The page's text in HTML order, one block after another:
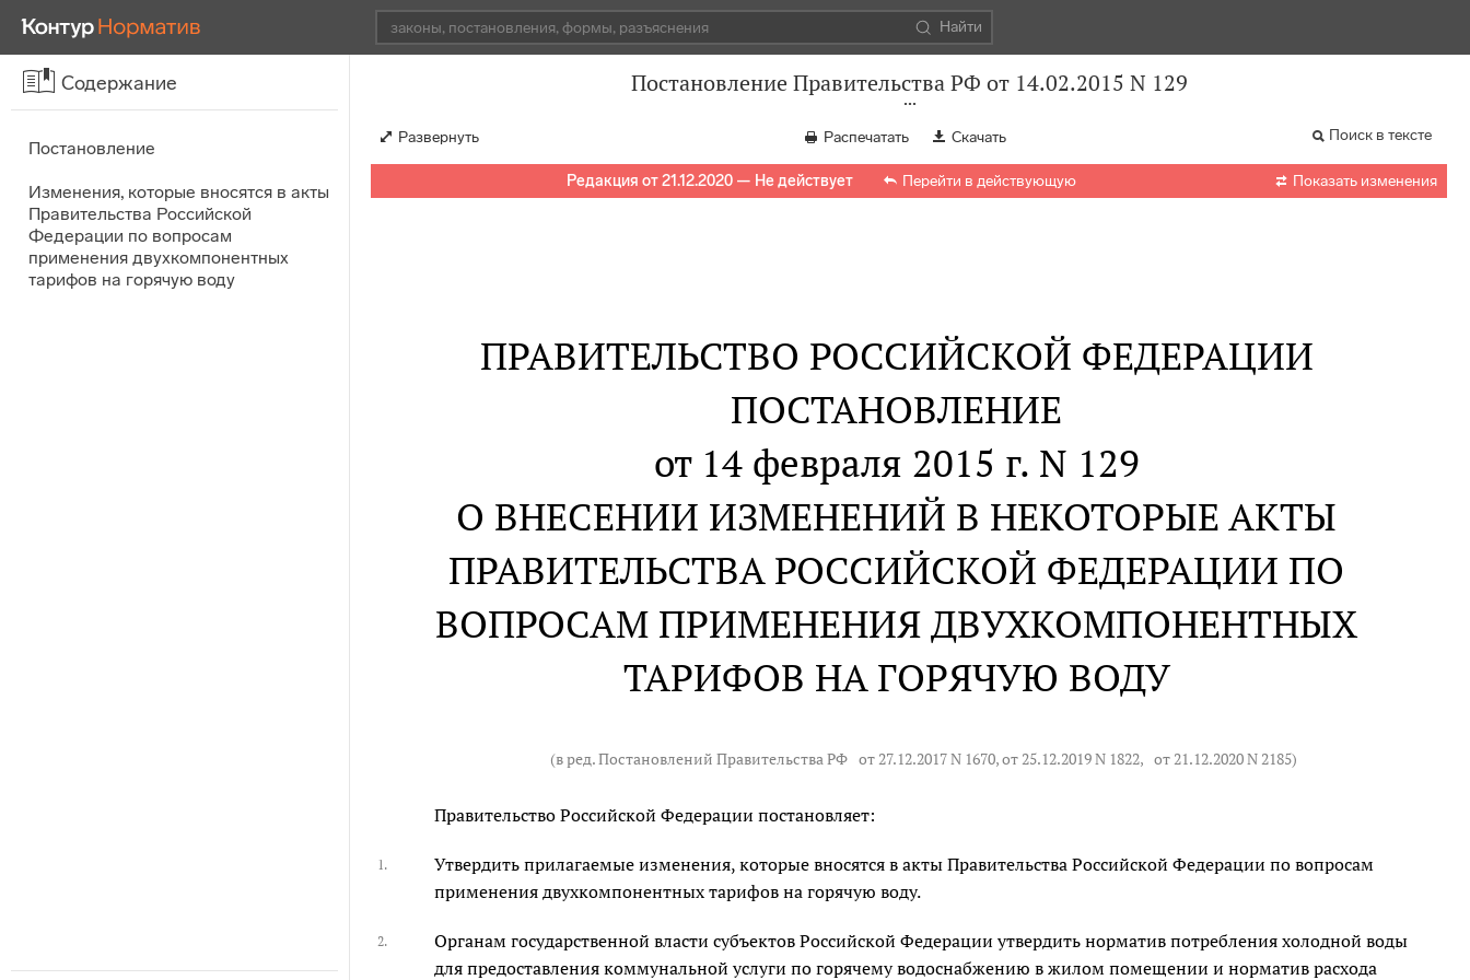
Найти
Содержание
Постановление
Изменения, которые вносятся в акты
Правительства Российской
Федерации по вопросам
применения двухкомпонентных
тарифов на горячую воду
Постановление Правительства РФ от 14.02.2015 N 129
Развернуть Распечатать Скачать Поиск в тексте
Редакция от 21.12.2020 — Не действует Перейти в действующую  Показать изменения
ПРАВИТЕЛЬСТВО РОССИЙСКОЙ ФЕДЕРАЦИИ
ПОСТАНОВЛЕНИЕ
от 14 февраля 2015 г. N 129
О ВНЕСЕНИИ ИЗМЕНЕНИЙ В НЕКОТОРЫЕ АКТЫ
ПРАВИТЕЛЬСТВА РОССИЙСКОЙ ФЕДЕРАЦИИ ПО
ВОПРОСАМ ПРИМЕНЕНИЯ ДВУХКОМПОНЕНТНЫХ
ТАРИФОВ НА ГОРЯЧУЮ ВОДУ
(в ред. Постановлений Правительства РФ от 27.12.2017 N 1670, от 25.12.2019 N 1822, от 21.12.2020 N 2185)
Правительство Российской Федерации постановляет:
1.
Утвердить прилагаемые изменения, которые вносятся в акты Правительства Российской Федерации по вопросам
применения двухкомпонентных тарифов на горячую воду.
2.
Органам государственной власти субъектов Российской Федерации утвердить норматив потребления холодной воды
для предоставления коммунальной услуги по горячему водоснабжению в жилом помещении и норматив расхода